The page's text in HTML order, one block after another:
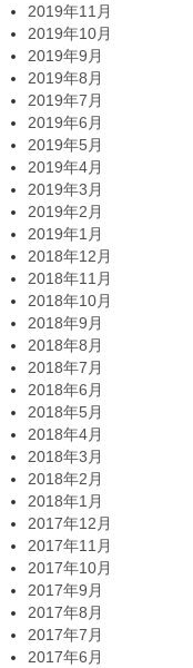
2019年11月
2019年10月
2019年9月
2019年8月
2019年7月
2019年6月
2019年5月
2019年4月
2019年3月
2019年2月
2019年1月
2018年12月
2018年11月
2018年10月
2018年9月
2018年8月
2018年7月
2018年6月
2018年5月
2018年4月
2018年3月
2018年2月
2018年1月
2017年12月
2017年11月
2017年10月
2017年9月
2017年8月
2017年7月
2017年6月